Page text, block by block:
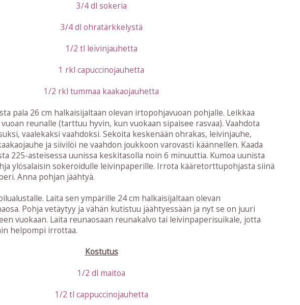
3/4 dl sokeria
3/4 dl ohratärkkelystä
1/2 tl leivinjauhetta
1 rkl capuccinojauhetta
1/2 rkl tummaa kaakaojauhetta
pala 26 cm halkaisijaltaan olevan irtopohjavuoan pohjalle. Leikkaa
reunalle (tarttuu hyvin, kun vuokaan sipaisee rasvaa). Vaahdota
vaalekaksi vaahdoksi. Sekoita keskenään ohrakas, leivinjauhe,
ja siivilöi ne vaahdon joukkoon varovasti käännellen. Kaada
225-asteisessa uunissa keskitasolla noin 6 minuuttia. Kumoa uunista
ylösalaisin sokeroidulle leivinpaperille. Irrota kääretorttupohjasta siinä
Anna pohjan jäähtyä.
Laita sen ympärille 24 cm halkaisijaltaan olevan
Pohja vetäytyy ja vähän kutistuu jäähtyessään ja nyt se on juuri
vuokaan. Laita reunaosaan reunakalvo tai leivinpaperisuikale, jotta
helpompi irrottaa.
Kostutus
1/2 dl maitoa
1/2 tl cappuccinojauhetta